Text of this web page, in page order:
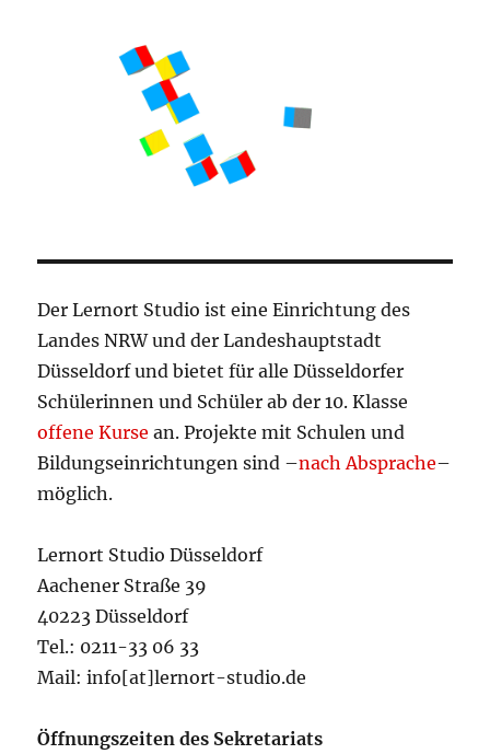
Der Lernort Studio ist eine Einrichtung des
Landes NRW und der Landeshauptstadt
Düsseldorf und bietet für alle Düsseldorfer
Schülerinnen und Schüler ab der 10. Klasse
offene Kurse an. Projekte mit Schulen und
Bildungseinrichtungen sind –nach Absprache–
möglich.
Lernort Studio Düsseldorf
Aachener Straße 39
40223 Düsseldorf
Tel.: 0211-33 06 33
Mail: info[at]lernort-studio.de
Öffnungszeiten des Sekretariats